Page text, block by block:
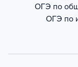
ОГЭ по
ОГЭ по